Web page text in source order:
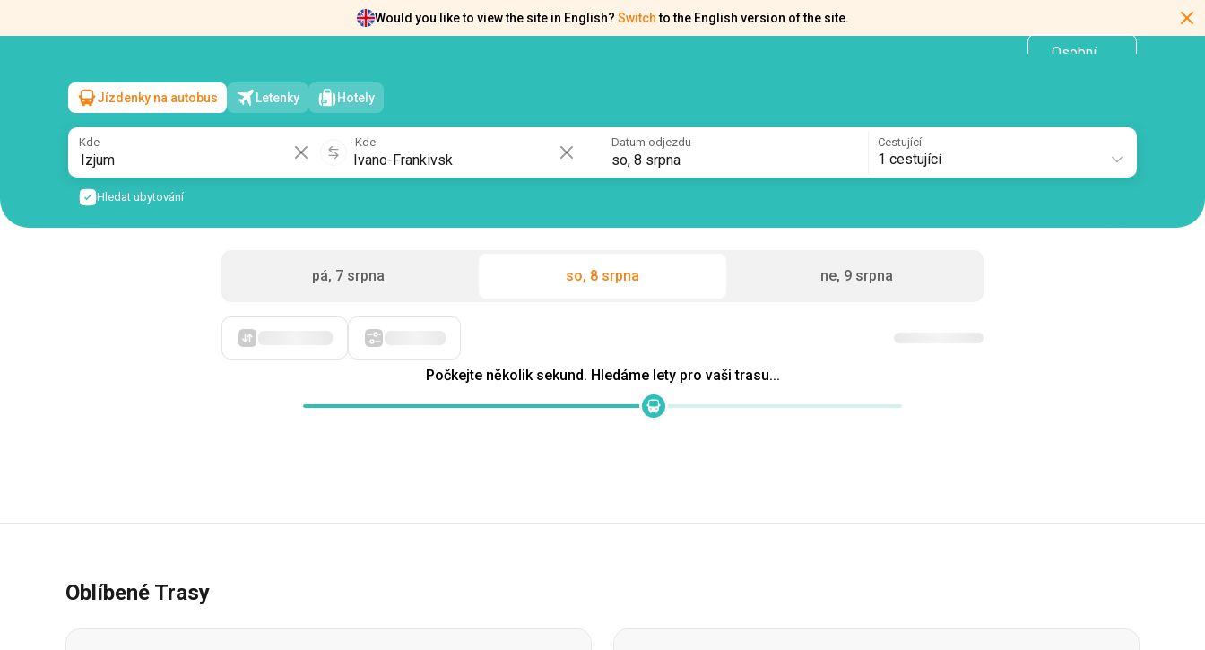
Would you like to view the site in English? Switch to the English version of the site.
Osobní
Izjum→Ivano-Frankivsk
so, 8 srpna/1 cestující
Jízdenky na autobus Letenky Hotely
Kde Kde Datum odjezdu
so, 8 srpna
Cestující
1 cestující
Hledat ubytování
pá, 7 srpna so, 8 srpna ne, 9 srpna
Znamjanka